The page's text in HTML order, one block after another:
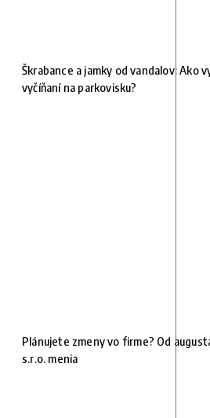
Škrabance a jamky od vandalov: Ako
vyčíňaní na parkovisku?
Plánujete zmeny vo firme? Od
s.r.o. menia